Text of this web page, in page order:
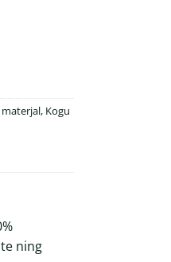
, Kogu
ning